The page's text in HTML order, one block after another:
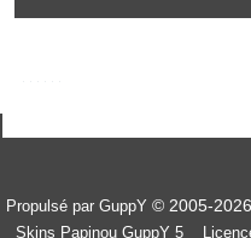
Propulsé par GuppY © 2005-2026
Skins Papinou GuppY 5